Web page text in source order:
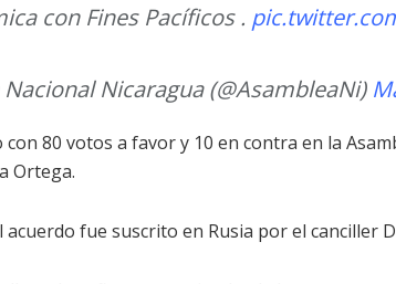
con Fines Pacíficos .
Nicaragua (@AsambleaNi)
80 votos a favor y 10 en contra en la
Ortega.
acuerdo fue suscrito en Rusia por el canciller